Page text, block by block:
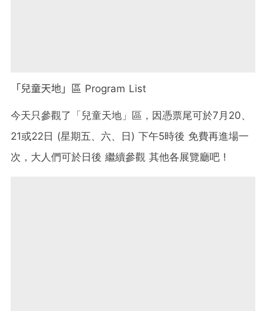
「兒童天地」區 Program List
今天只參觀了「兒童天地」區，因憑票尾可於7月20、
21或22日 (星期五、六、日) 下午5時後 免費再進場一
次，大人們可於日後 繼續參觀 其他各展覽廳吧 !